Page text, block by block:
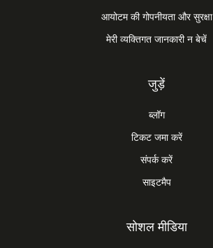
आयोटम की गोपनीयता और सुरक्षा
मेरी व्यक्तिगत जानकारी न बेचें
जुड़ें
ब्लॉग
टिकट जमा करें
संपर्क करें
साइटमैप
सोशल मीडिया